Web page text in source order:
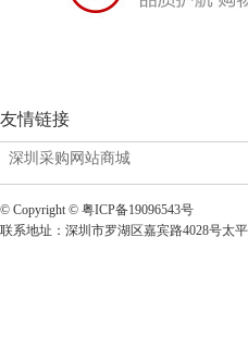
友情链接
深圳采购网站商城
© Copyright © 粤ICP备19096543号
联系地址：深圳市罗湖区嘉宾路4028号太